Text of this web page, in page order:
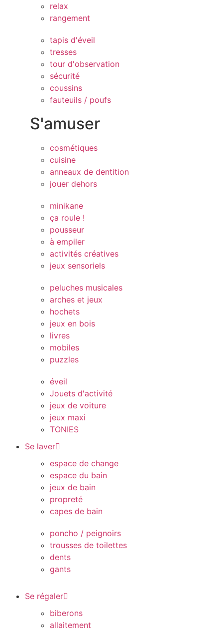
relax
rangement
tapis d'éveil
tresses
tour d'observation
sécurité
coussins
fauteuils / poufs
S'amuser
cosmétiques
cuisine
anneaux de dentition
jouer dehors
minikane
ça roule !
pousseur
à empiler
activités créatives
jeux sensoriels
peluches musicales
arches et jeux
hochets
jeux en bois
livres
mobiles
puzzles
éveil
Jouets d'activité
jeux de voiture
jeux maxi
TONIES
Se laver
espace de change
espace du bain
jeux de bain
propreté
capes de bain
poncho / peignoirs
trousses de toilettes
dents
gants
Se régaler
biberons
allaitement